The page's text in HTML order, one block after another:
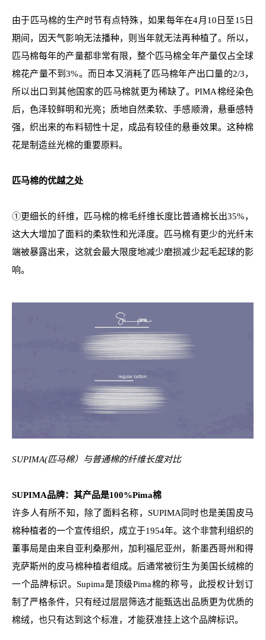
由于匹马棉的生产时节有点特殊，如果每年在4月10日至15日
期间，因天气影响无法播种，则当年就无法再种植了。所以，
匹马棉每年的产量都非常有限，整个匹马棉全年产量仅占全球
棉花产量不到3%。而日本又消耗了匹马棉年产出口量的2/3，
所以出口到其他国家的匹马棉就更为稀缺了。PIMA棉经染色
后，色泽较鲜明和光亮；质地自然柔软、手感顺滑，悬垂感特
强，织出来的布料韧性十足，成品有较佳的悬垂效果。这种棉
花是制造丝光棉的重要原料。
匹马棉的优越之处
①更细长的纤维，匹马棉的棉毛纤维长度比普通棉长出35%，
这大大增加了面料的柔软性和光泽度。匹马棉有更少的光纤末
端被暴露出来，这就会最大限度地减少磨损减少起毛起球的影
响。
SUPIMA(匹马棉）与普通棉的纤维长度对比
SUPIMA品牌：其产品是100%Pima棉
许多人有所不知，除了面料名称，SUPIMA同时也是美国皮马
棉种植者的一个宣传组织，成立于1954年。这个非营利组织的
董事局是由来自亚利桑那州，加利福尼亚州，新墨西哥州和得
克萨斯州的皮马棉种植者组成。后通常被衍生为美国长绒棉的
一个品牌标识。Supima是顶级Pima棉的称号，此授权计划订
制了严格条件，只有经过层层筛选才能甄选出品质更为优质的
棉绒，也只有达到这个标准，才能获准挂上这个品牌标识。